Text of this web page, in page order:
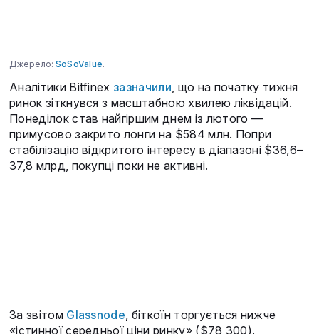
Джерело: SoSoValue.
Аналітики Bitfinex зазначили, що на початку тижня
ринок зіткнувся з масштабною хвилею ліквідацій.
Понеділок став найгіршим днем із лютого —
примусово закрито лонги на $584 млн. Попри
стабілізацію відкритого інтересу в діапазоні $36,6–
37,8 млрд, покупці поки не активні.
За звітом Glassnode, біткоїн торгується нижче
«істинної середньої ціни ринку» ($78 300).